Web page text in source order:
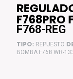
F768PRO
F768-REG
TIPO: REPUESTO
BOMBA F768 WR-